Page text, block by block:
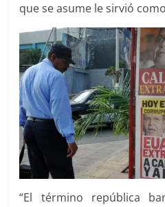
que se asume le sirvió
“El término república